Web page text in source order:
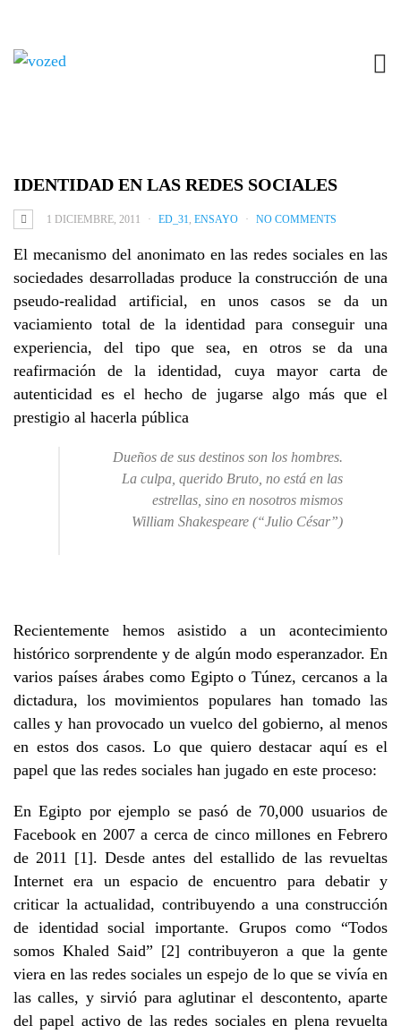
IDENTIDAD EN LAS REDES SOCIALES
1 DICIEMBRE, 2011 ED_31, ENSAYO NO COMMENTS
El mecanismo del anonimato en las redes sociales en las
sociedades desarrolladas produce la construcción de una
pseudo-realidad artificial, en unos casos se da un
vaciamiento total de la identidad para conseguir una
experiencia, del tipo que sea, en otros se da una
reafirmación de la identidad, cuya mayor carta de
autenticidad es el hecho de jugarse algo más que el
prestigio al hacerla pública
Dueños de sus destinos son los hombres.
La culpa, querido Bruto, no está en las
estrellas, sino en nosotros mismos
William Shakespeare (“Julio César”)
Recientemente hemos asistido a un acontecimiento
histórico sorprendente y de algún modo esperanzador. En
varios países árabes como Egipto o Túnez, cercanos a la
dictadura, los movimientos populares han tomado las
calles y han provocado un vuelco del gobierno, al menos
en estos dos casos. Lo que quiero destacar aquí es el
papel que las redes sociales han jugado en este proceso:
En Egipto por ejemplo se pasó de 70,000 usuarios de
Facebook en 2007 a cerca de cinco millones en Febrero
de 2011 [1]. Desde antes del estallido de las revueltas
Internet era un espacio de encuentro para debatir y
criticar la actualidad, contribuyendo a una construcción
de identidad social importante. Grupos como “Todos
somos Khaled Said” [2] contribuyeron a que la gente
viera en las redes sociales un espejo de lo que se vivía en
las calles, y sirvió para aglutinar el descontento, aparte
del papel activo de las redes sociales en plena revuelta